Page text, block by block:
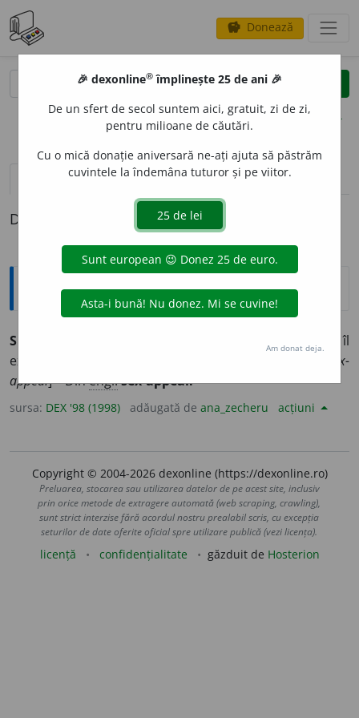
savings Donează
clear
opțiuni
definiții (1)
Definiția cu ID-ul 19265:
Explicative DEX
SEXAP
Atracție, farmec deosebit pe care îl
exercită o persoană asupra sexului opus. [Scris și:
sex-
appeal] – Dinengl.sex-appeal.
sursa: DEX '98 (1998) adăugată de ana_zecheru acțiuni
Copyright © 2004-2026 dexonline (https://dexonline.ro)
Preluarea, stocarea sau utilizarea datelor de pe acest site, inclusiv
prin orice metode de extragere automată (web scraping, crawling),
sunt strict interzise fără acordul nostru prealabil scris, cu excepția
seturilor de date oferite oficial spre utilizare publică (vezi licența).
licență confidențialitate găzduit de Hosterion
🎉 dexonline® împlinește 25 de ani 🎉
De un sfert de secol suntem aici, gratuit, zi de zi,
pentru milioane de căutări.
Cu o mică donație aniversară ne-ați ajuta să păstrăm
cuvintele la îndemâna tuturor și pe viitor.
Am donat deja.